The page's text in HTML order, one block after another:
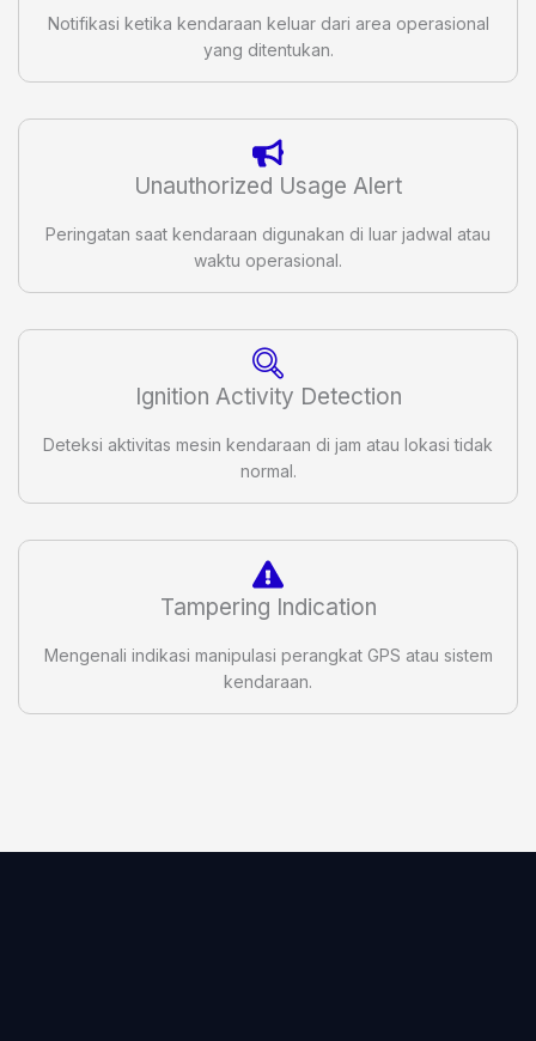
Notifikasi ketika kendaraan keluar dari area operasional
yang ditentukan.
Unauthorized Usage Alert
Peringatan saat kendaraan digunakan di luar jadwal atau
waktu operasional.
Ignition Activity Detection
Deteksi aktivitas mesin kendaraan di jam atau lokasi tidak
normal.
Tampering Indication
Mengenali indikasi manipulasi perangkat GPS atau sistem
kendaraan.